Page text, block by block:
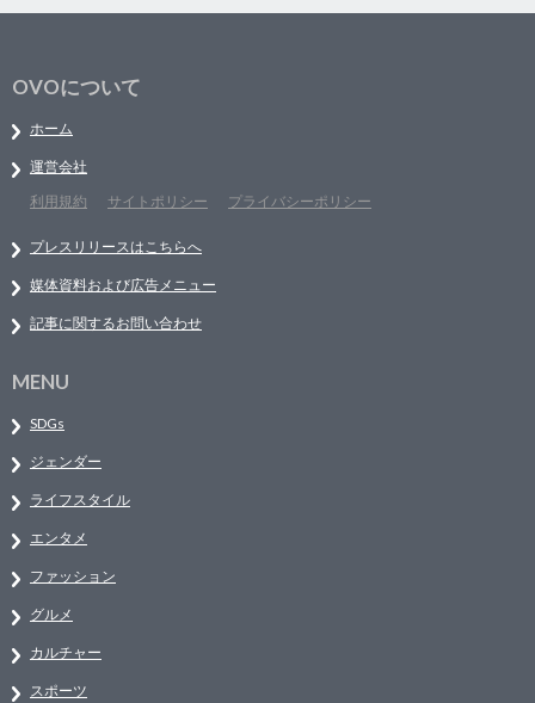
OVOについて
ホーム
運営会社
利用規約
サイトポリシー プライバシーポリシー
プレスリリースはこちらへ
媒体資料および広告メニュー
記事に関するお問い合わせ
MENU
SDGs
ジェンダー
ライフスタイル
エンタメ
ファッション
グルメ
カルチャー
スポーツ